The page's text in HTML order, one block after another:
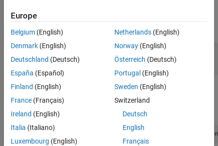
pm — MATLAB array
mwPointer
Examples
Europe
Belgium (English)
Denmark (English)
Deutschland (Deutsch)
España (Español)
Finland (English)
France (Français)
Ireland (English)
Italia (Italiano)
Luxembourg (English)
Netherlands(English)
Norway(English)
Österreich (Deutsch)
Portugal (English)
Sweden (English)
Switzerland
Deutsch
English
Français